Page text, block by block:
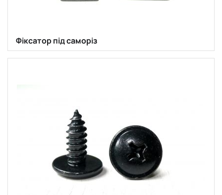
Фіксатор під саморіз